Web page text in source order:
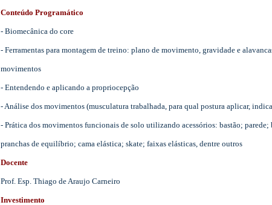
Conteúdo Programático
- Biomecânica do core
- Ferramentas para montagem de treino: plano de movimento, gravidade e
movimentos
- Entendendo e aplicando a propriocepção
- Análise dos movimentos (musculatura trabalhada, para qual postura aplicar,
- Prática dos movimentos funcionais de solo utilizando acessórios: bastão; parede;
pranchas de equilíbrio; cama elástica; skate; faixas elásticas, dentre outros
Docente
Prof. Esp. Thiago de Araujo Carneiro
Investimento